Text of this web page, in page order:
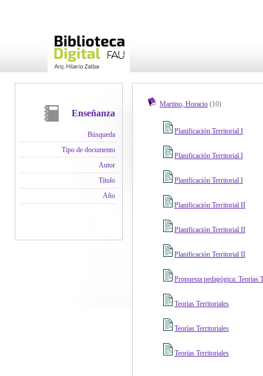
Enseñanza
Búsqueda
Tipo de documento
Autor
Título
Año
Martino, Horacio(10)
Planificación Territorial I
Planificación Territorial I
Planificación Territorial I
Planificación Territorial II
Planificación Territorial II
Planificación Territorial II
Propuesta pedagógica:
Teorias Territoriales
Teorías Territoriales
Teorías Territoriales